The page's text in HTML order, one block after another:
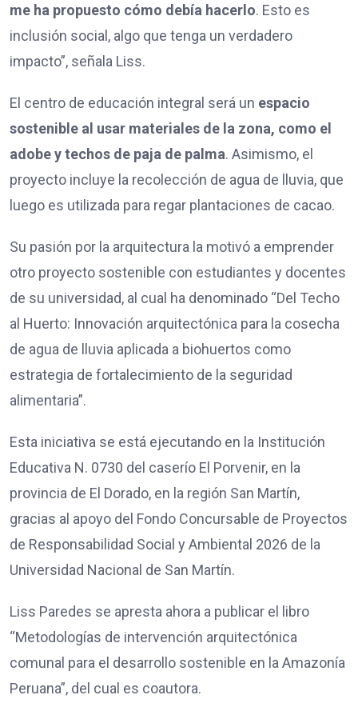
me ha propuesto cómo debía hacerlo. Esto es
inclusión social, algo que tenga un verdadero
impacto”, señala Liss.
El centro de educación integral será un espacio
sostenible al usar materiales de la zona, como el
adobe y techos de paja de palma. Asimismo, el
proyecto incluye la recolección de agua de lluvia, que
luego es utilizada para regar plantaciones de cacao.
Su pasión por la arquitectura la motivó a emprender
otro proyecto sostenible con estudiantes y docentes
de su universidad, al cual ha denominado “Del Techo
al Huerto: Innovación arquitectónica para la cosecha
de agua de lluvia aplicada a biohuertos como
estrategia de fortalecimiento de la seguridad
alimentaria”.
Esta iniciativa se está ejecutando en la Institución
Educativa N. 0730 del caserío El Porvenir, en la
provincia de El Dorado, en la región San Martín,
gracias al apoyo del Fondo Concursable de Proyectos
de Responsabilidad Social y Ambiental 2026 de la
Universidad Nacional de San Martín.
Liss Paredes se apresta ahora a publicar el libro
“Metodologías de intervención arquitectónica
comunal para el desarrollo sostenible en la Amazonía
Peruana”, del cual es coautora.